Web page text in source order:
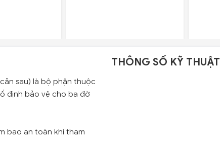
sau) là bộ phận thuộc
định bảo vệ cho ba đờ
bao an toàn khi tham
THÔNG SỐ KỸ THUẬT